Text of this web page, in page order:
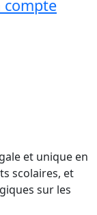
compte
et unique en
scolaires, et
sur les